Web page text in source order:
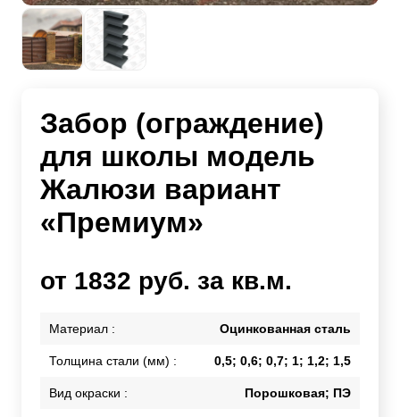
Забор (ограждение)
для школы модель
Жалюзи вариант
«Премиум»
от 1832 руб. за кв.м.
Материал : Оцинкованная сталь
Толщина стали (мм) : 0,5; 0,6; 0,7; 1; 1,2; 1,5
Вид окраски : Порошковая; ПЭ